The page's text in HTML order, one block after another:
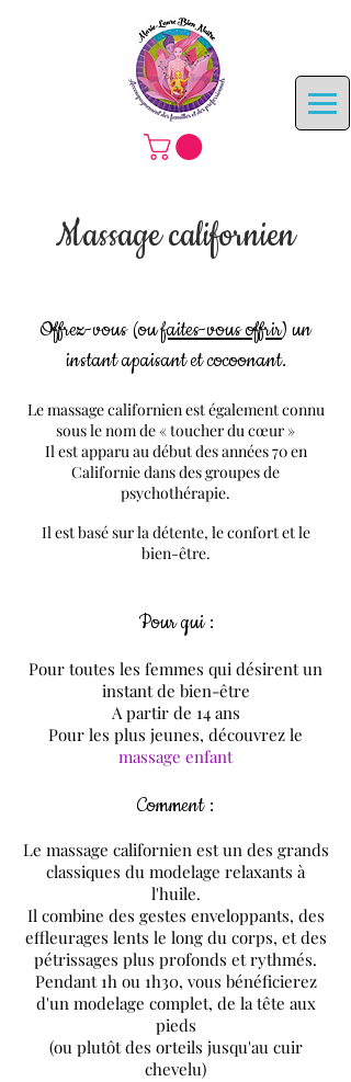
Massage californien
Offrez-vous (oufaites-vous offrir) un
instant apaisant et cocoonant.
​Le massage californien est également connu
sous le nom de « toucher du cœur »
Il est apparu au début des années 70 en
Californie dans des groupes de
psychothérapie.
Il est basé sur la détente, le confort et le
bien-être.
Pour qui :
Pour toutes les femmes qui désirent un
instant de bien-être
A partir de 14 ans
Pour les plus jeunes, découvrez le
massage enfant
Comment :
Le massage californien est un des grands
classiques du modelage relaxants à
l'huile.
Il combine des gestes enveloppants, des
effleurages lents le long du corps, et des
pétrissages plus profonds et rythmés.
Pendant 1h ou 1h30, vous bénéficierez
d'un modelage complet, de la tête aux
pieds
(ou plutôt des orteils jusqu'au cuir
chevelu)